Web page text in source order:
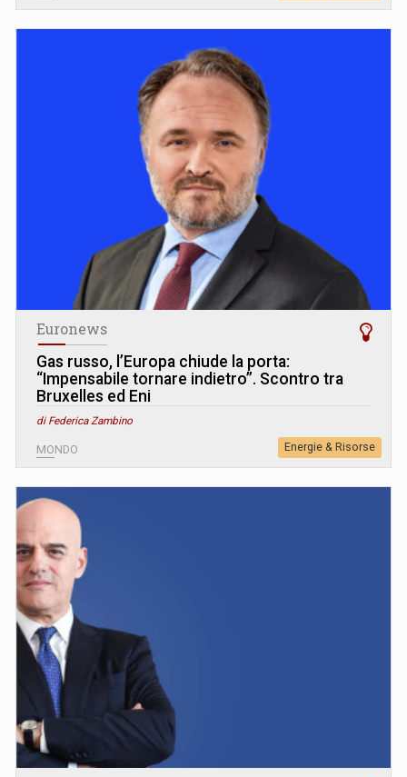
Euronews
Gas russo, l’Europa chiude la porta:
“Impensabile tornare indietro”. Scontro tra
Bruxelles ed Eni
di Federica Zambino
MONDO Energie & Risorse